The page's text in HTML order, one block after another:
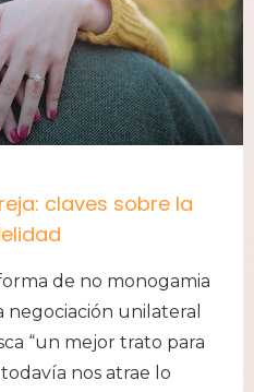
claves sobre la
de no monogamia
negociación unilateral
“un mejor trato para
todavía nos atrae lo